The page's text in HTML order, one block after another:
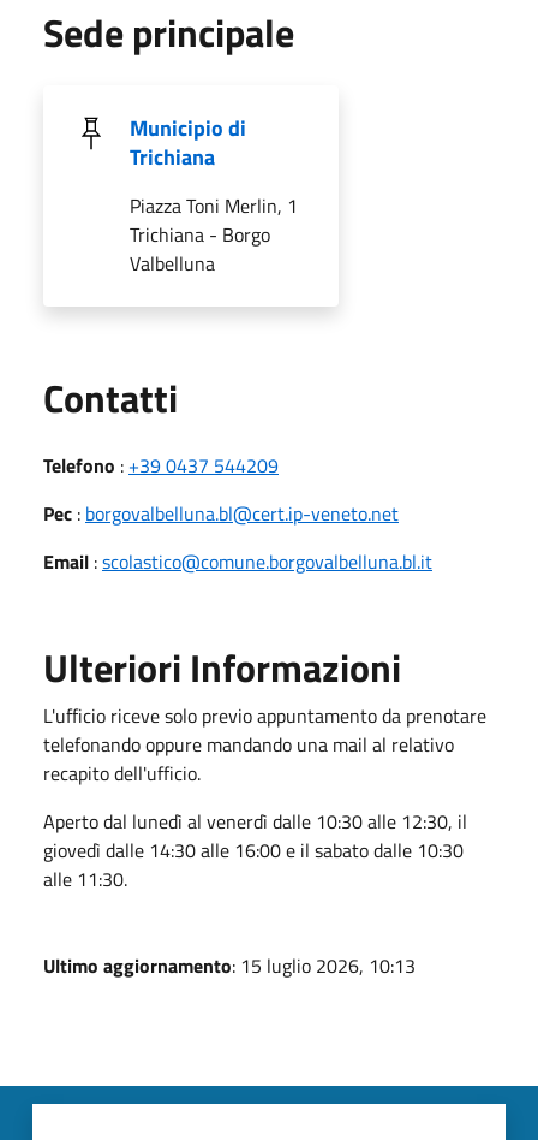
Sede principale
Municipio di
Trichiana
Piazza Toni Merlin, 1
Trichiana - Borgo
Valbelluna
Contatti
Telefono : +39 0437 544209
Pec : borgovalbelluna.bl@cert.ip-veneto.net
Email :scolastico@comune.borgovalbelluna.bl.it
Ulteriori Informazioni
L'ufficio riceve solo previo appuntamento da prenotare
telefonando oppure mandando una mail al relativo
recapito dell'ufficio.
Aperto dal lunedì al venerdì dalle 10:30 alle 12:30, il
giovedì dalle 14:30 alle 16:00 e il sabato dalle 10:30
alle 11:30.
Ultimo aggiornamento: 15 luglio 2026, 10:13